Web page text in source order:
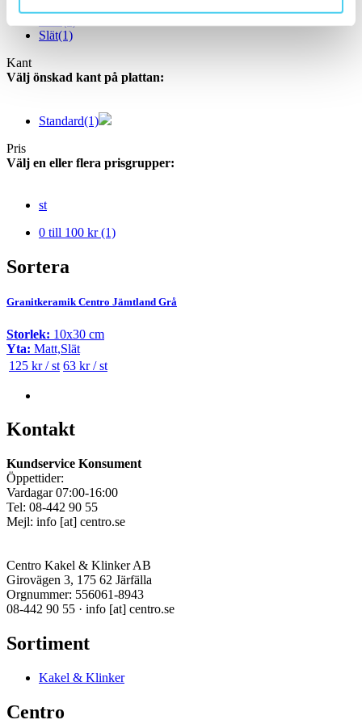
Slät(1)
Kant
Välj önskad kant på plattan:
Standard(1)
Pris
Välj en eller flera prisgrupper:
st
0 till 100 kr(1)
Sortera
Granitkeramik Centro Jämtland Grå
Storlek: 10x30 cm
Yta: Matt,Slät
125 kr / st 63 kr / st
Kontakt
Kundservice Konsument
Öppettider:
Vardagar 07:00-16:00
Tel: 08-442 90 55
Mejl: info [at] centro.se
Centro Kakel & Klinker AB
Girovägen 3, 175 62 Järfälla
Orgnummer: 556061-8943
08-442 90 55 · info [at] centro.se
Sortiment
Kakel & Klinker
Centro